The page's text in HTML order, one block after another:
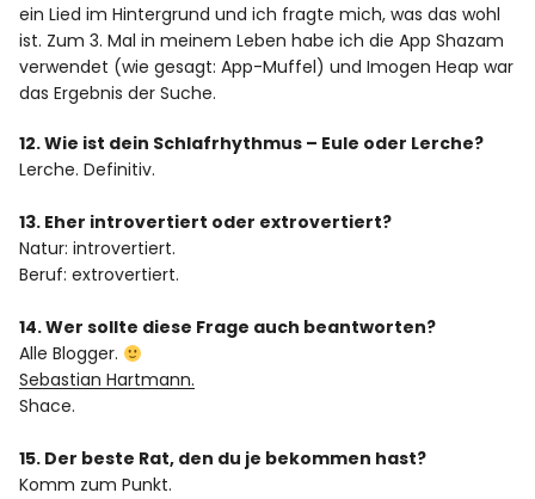
ein Lied im Hintergrund und ich fragte mich, was das wohl
ist. Zum 3. Mal in meinem Leben habe ich die App Shazam
verwendet (wie gesagt: App-Muffel) und Imogen Heap war
das Ergebnis der Suche.
12. Wie ist dein Schlafrhythmus – Eule oder Lerche?
Lerche. Definitiv.
13. Eher introvertiert oder extrovertiert?
Natur: introvertiert.
Beruf: extrovertiert.
14. Wer sollte diese Frage auch beantworten?
Alle Blogger.
Sebastian Hartmann.
Shace.
15. Der beste Rat, den du je bekommen hast?
Komm zum Punkt.